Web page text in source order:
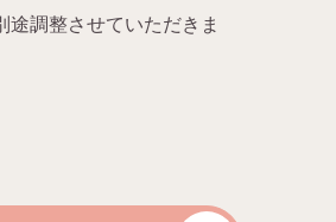
調整させていただきま